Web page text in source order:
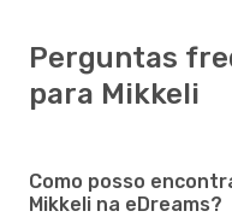
Perguntas
para Mikkeli
Como posso
Mikkeli na eDreams?